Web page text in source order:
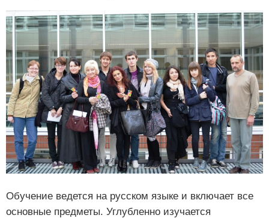
Обучение ведется на русском языке и включает все
основные предметы. Углубленно изучается